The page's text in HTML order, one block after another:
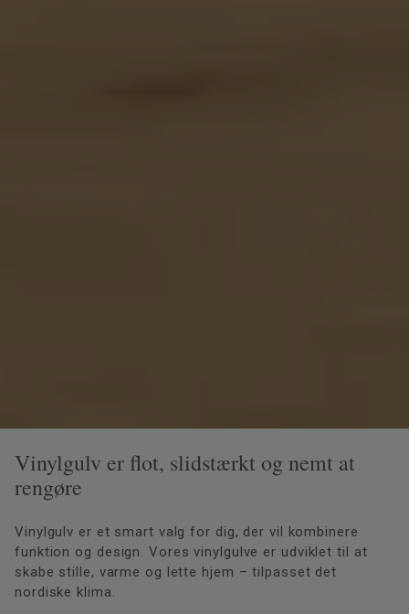
Vinylgulv er flot, slidstærkt og nemt at
rengøre
Vinylgulv er et smart valg for dig, der vil kombinere
funktion og design. Vores vinylgulve er udviklet til at
skabe stille, varme og lette hjem – tilpasset det
nordiske klima.